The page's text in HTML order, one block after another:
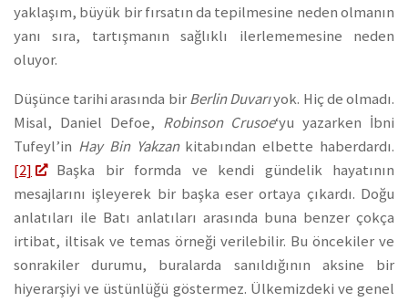
yaklaşım, büyük bir fırsatın da tepilmesine neden olmanın
yanı sıra, tartışmanın sağlıklı ilerlememesine neden
oluyor.
Düşünce tarihi arasında birBerlin Duvarıyok. Hiç de olmadı.
Misal, Daniel Defoe, Robinson Crusoe‘yu yazarken İbni
Tufeyl’in Hay Bin Yakzankitabından elbette haberdardı.
[2]
Başka bir formda ve kendi gündelik hayatının
mesajlarını işleyerek bir başka eser ortaya çıkardı. Doğu
anlatıları ile Batı anlatıları arasında buna benzer çokça
irtibat, iltisak ve temas örneği verilebilir. Bu öncekiler ve
sonrakiler durumu, buralarda sanıldığının aksine bir
hiyerarşiyi ve üstünlüğü göstermez. Ülkemizdeki ve genel